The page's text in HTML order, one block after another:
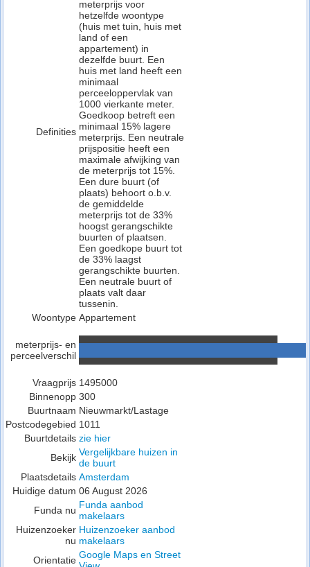
Definities
meterprijs voor
hetzelfde woontype
(huis met tuin, huis met
land of een
appartement) in
dezelfde buurt. Een
huis met land heeft een
minimaal
perceeloppervlak van
1000 vierkante meter.
Goedkoop betreft een
minimaal 15% lagere
meterprijs. Een neutrale
prijspositie heeft een
maximale afwijking van
de meterprijs tot 15%.
Een dure buurt (of
plaats) behoort o.b.v.
de gemiddelde
meterprijs tot de 33%
hoogst gerangschikte
buurten of plaatsen.
Een goedkope buurt tot
de 33% laagst
gerangschikte buurten.
Een neutrale buurt of
plaats valt daar
tussenin.
Woontype Appartement
meterprijs- en
perceelverschil
Vraagprijs 1495000
Binnenopp 300
Buurtnaam Nieuwmarkt/Lastage
Postcodegebied 1011
Buurtdetails zie hier
Bekijk Vergelijkbare huizen in
de buurt
Plaatsdetails Amsterdam
Huidige datum 06 August 2026
Funda nu Funda aanbod
makelaars
Huizenzoeker
nu
Huizenzoeker aanbod
makelaars
Orientatie Google Maps en Street